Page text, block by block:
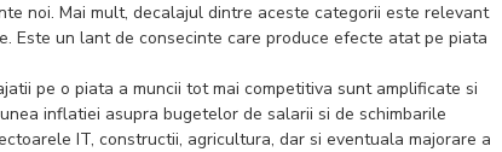
noi. Mai mult, decalajul dintre aceste categorii este relevant
Este un lant de consecinte care produce efecte atat pe piata
pe o piata a muncii tot mai competitiva sunt amplificate si
inflatiei asupra bugetelor de salarii si de schimbarile
IT, constructii, agricultura, dar si eventuala majorare a